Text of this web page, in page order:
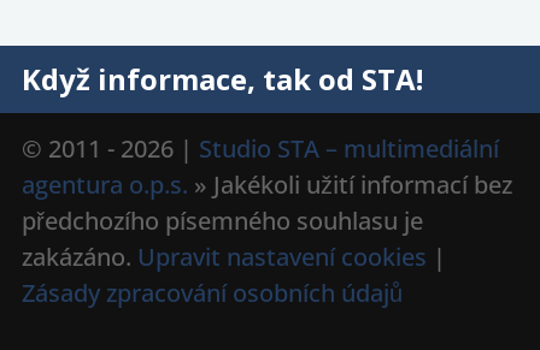
Když informace, tak od STA!
© 2011 - 2026 | Studio STA – multimediální
agentura o.p.s. » Jakékoli užití informací bez
předchozího písemného souhlasu je
zakázáno. Upravit nastavení cookies |
Zásady zpracování osobních údajů